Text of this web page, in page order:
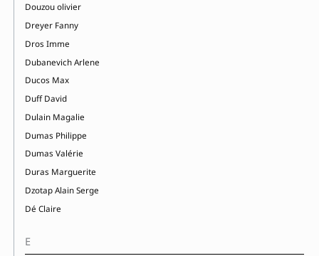
Douzou olivier
Dreyer Fanny
Dros Imme
Dubanevich Arlene
Ducos Max
Duff David
Dulain Magalie
Dumas Philippe
Dumas Valérie
Duras Marguerite
Dzotap Alain Serge
Dé Claire
E